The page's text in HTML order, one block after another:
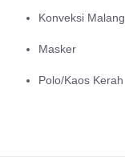
Konveksi Malang
Masker
Polo/Kaos Kerah